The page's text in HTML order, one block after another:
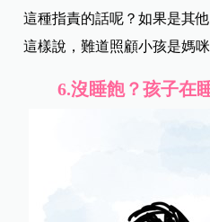
這種指責的話呢？如果是其
這樣說，難道照顧小孩是媽
6.沒睡飽？孩子在